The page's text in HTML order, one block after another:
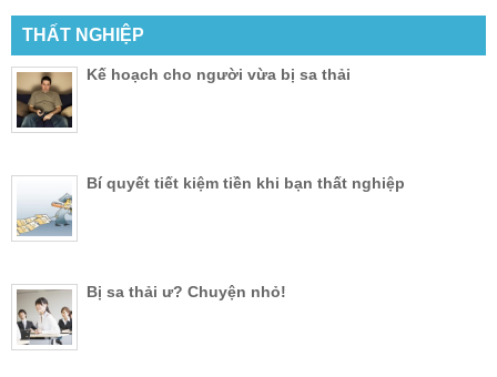
THẤT NGHIỆP
Kế hoạch cho người vừa bị sa thải
Bí quyết tiết kiệm tiền khi bạn thất nghiệp
Bị sa thải ư? Chuyện nhỏ!